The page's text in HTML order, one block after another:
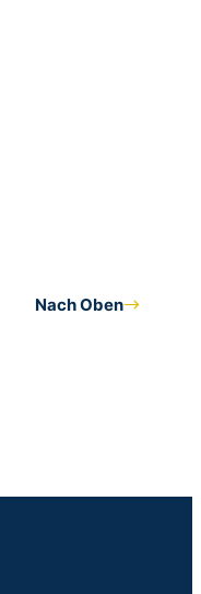
Nach Oben